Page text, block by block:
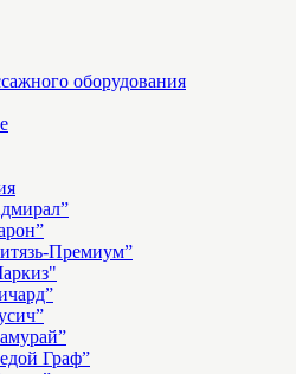
оборудования
Премиум”
Граф”